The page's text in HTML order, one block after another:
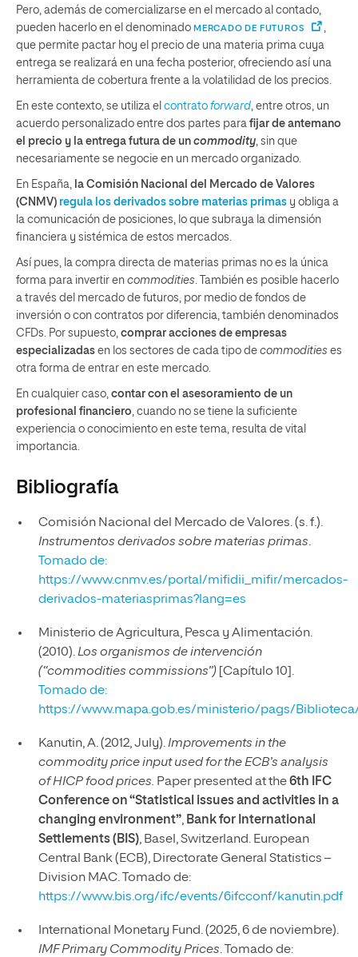
Pero, además de comercializarse en el mercado al contado,
pueden hacerlo en el denominado MERCADO DE FUTUROS
,
que permite pactar hoy el precio de una materia prima cuya
entrega se realizará en una fecha posterior, ofreciendo así una
herramienta de cobertura frente a la volatilidad de los precios.
En este contexto, se utiliza el contrato forward, entre otros, un
acuerdo personalizado entre dos partes para fijar de antemano
el precio y la entrega futura de un commodity, sin que
necesariamente se negocie en un mercado organizado.
En España, la Comisión Nacional del Mercado de Valores
(CNMV) regula los derivados sobre materias primas y obliga a
la comunicación de posiciones, lo que subraya la dimensión
financiera y sistémica de estos mercados.
Así pues, la compra directa de materias primas no es la única
forma para invertir en commodities. También es posible hacerlo
a través del mercado de futuros, por medio de fondos de
inversión o con contratos por diferencia, también denominados
CFDs. Por supuesto, comprar acciones de empresas
especializadas en los sectores de cada tipo de commodities es
otra forma de entrar en este mercado.
En cualquier caso, contar con el asesoramiento de un
profesional financiero, cuando no se tiene la suficiente
experiencia o conocimiento en este tema, resulta de vital
importancia.
Bibliografía
Comisión Nacional del Mercado de Valores. (s. f.).
Instrumentos derivados sobre materias primas.
Tomado de:
https://www.cnmv.es/portal/mifidii_mifir/mercados-
derivados-materiasprimas?lang=es
Ministerio de Agricultura, Pesca y Alimentación.
(2010).Los organismos de intervención
(“commodities commissions”)[Capítulo 10].
Tomado de:
https://www.mapa.gob.es/ministerio/pags/
Kanutin, A. (2012, July).Improvements in the
commodity price input used for the ECB’s analysis
of HICP food prices. Paper presented at the6th IFC
Conference on “Statistical issues and activities in a
changing environment”, Bank for International
Settlements (BIS), Basel, Switzerland. European
Central Bank (ECB), Directorate General Statistics –
Division MAC. Tomado de:
https://www.bis.org/ifc/events/6ifcconf/kanutin.pdf
International Monetary Fund. (2025, 6 de noviembre).
IMF Primary Commodity Prices. Tomado de: